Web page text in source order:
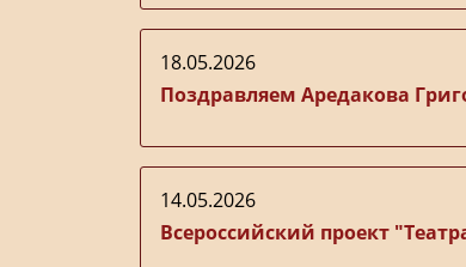
18.05.2026
Поздравляем Аредакова
14.05.2026
Всероссийский проект